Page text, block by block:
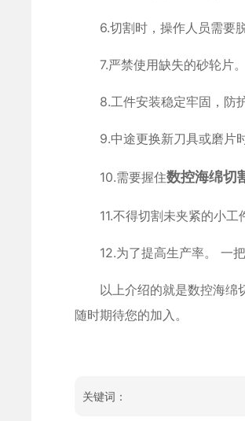
6.切割时，操作人员需要脱
7.严禁使用缺失的砂轮片。
8.工件安装稳定牢固，防护
9.中途更换新刀具或磨片时
10.需要握住数控海绵切
11.不得切割未夹紧的小工
12.为了提高生产率。 一把
以上介绍的就是数控海绵切
随时期待您的加入。
关键词：